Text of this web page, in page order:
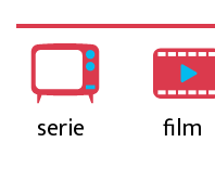
serie film